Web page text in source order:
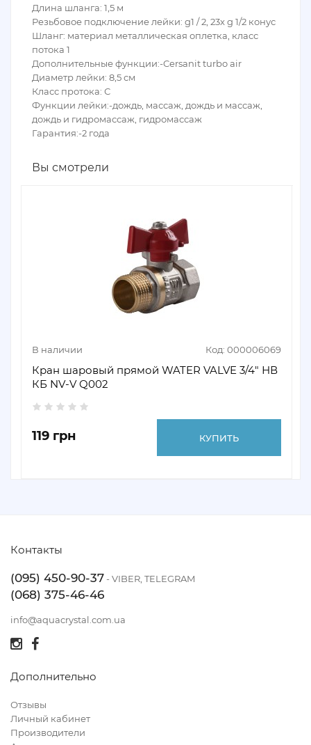
Длина шланга: 1,5 м
Резьбовое подключение лейки: g1 / 2, 23x g 1/2 конус
Шланг: материал металлическая оплетка, класс
потока 1
Дополнительные функции:-Cersanit turbo air
Диаметр лейки: 8,5 см
Класс протока: С
Функции лейки:-дождь, массаж, дождь и массаж,
дождь и гидромассаж, гидромассаж
Гарантия:-2 года
Вы смотрели
В наличии Код: 000006069
Кран шаровый прямой WATER VALVE 3/4" НВ
КБ NV-V Q002
119 грн КУПИТЬ
Контакты
(095) 450-90-37- VIBER, TELEGRAM
(068) 375-46-46
info@aquacrystal.com.ua
Дополнительно
Отзывы
Личный кабинет
Производители